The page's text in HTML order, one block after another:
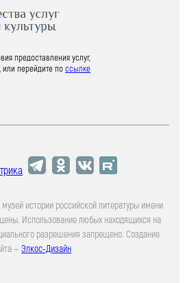
предоставления услуг,
или перейдите поссылке
истории российской литературы имени
Использование любых находящихся на
разрешения запрещено. Создание
— Элкос-Дизайн